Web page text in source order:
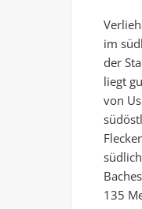
im
der
liegt
von
135